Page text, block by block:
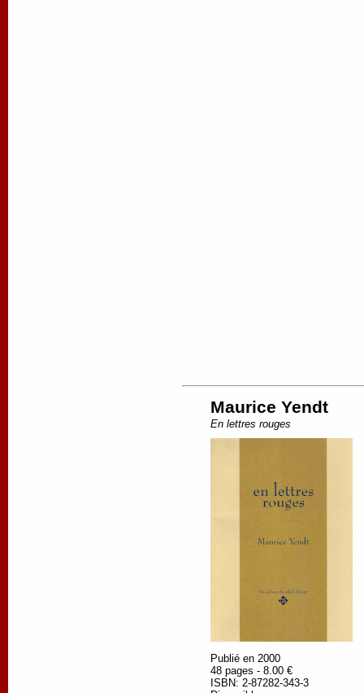
Maurice Yendt
En lettres rouges
Publié en 2000
48 pages - 8.00 €
ISBN: 2-87282-343-3